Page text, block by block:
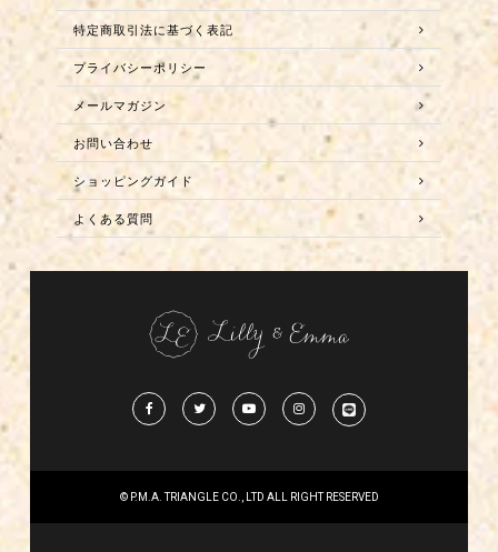
特定商取引法に基づく表記
プライバシーポリシー
メールマガジン
お問い合わせ
ショッピングガイド
よくある質問
© P.M.A. TRIANGLE CO., LTD ALL RIGHT RESERVED